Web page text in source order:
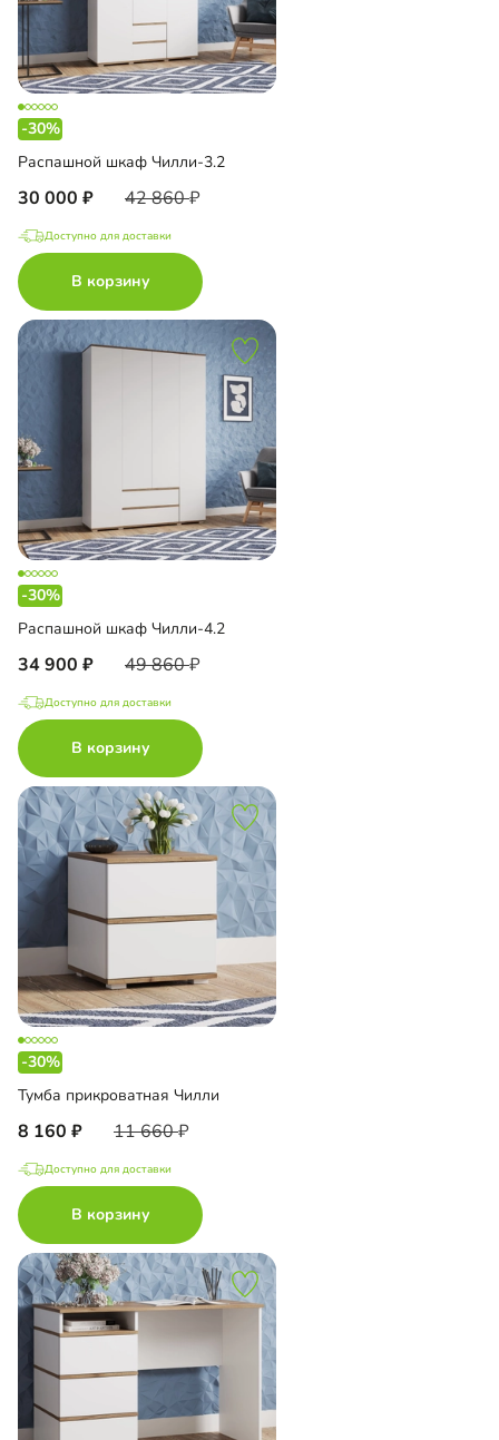
-30%
Распашной шкаф Чилли-3.2
30 000 42 860
Доступно для доставки
В корзину
-30%
Распашной шкаф Чилли-4.2
34 900 49 860
Доступно для доставки
В корзину
-30%
Тумба прикроватная Чилли
8 160 11 660
Доступно для доставки
В корзину